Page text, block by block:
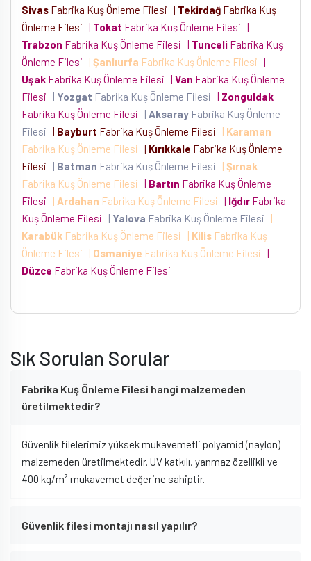
Sivas Fabrika Kuş Önleme Filesi | Tekirdağ Fabrika Kuş
Önleme Filesi | Tokat Fabrika Kuş Önleme Filesi |
Trabzon Fabrika Kuş Önleme Filesi | Tunceli Fabrika Kuş
Önleme Filesi
| Şanlıurfa Fabrika Kuş Önleme Filesi |
Uşak Fabrika Kuş Önleme Filesi | Van Fabrika Kuş Önleme
Filesi
| Yozgat Fabrika Kuş Önleme Filesi | Zonguldak
Fabrika Kuş Önleme Filesi
| Aksaray Fabrika Kuş Önleme
Filesi | Bayburt Fabrika Kuş Önleme Filesi | Karaman
Fabrika Kuş Önleme Filesi | Kırıkkale Fabrika Kuş Önleme
Filesi
| Batman Fabrika Kuş Önleme Filesi | Şırnak
Fabrika Kuş Önleme Filesi | Bartın Fabrika Kuş Önleme
Filesi
| Ardahan Fabrika Kuş Önleme Filesi | Iğdır Fabrika
Kuş Önleme Filesi
| Yalova Fabrika Kuş Önleme Filesi
|
Karabük Fabrika Kuş Önleme Filesi | Kilis Fabrika Kuş
Önleme Filesi
| Osmaniye Fabrika Kuş Önleme Filesi |
Düzce Fabrika Kuş Önleme Filesi
Sık Sorulan Sorular
Fabrika Kuş Önleme Filesi hangi malzemeden
üretilmektedir?
Güvenlik filelerimiz yüksek mukavemetli polyamid (naylon)
malzemeden üretilmektedir. UV katkılı, yanmaz özellikli ve
400 kg/m² mukavemet değerine sahiptir.
Güvenlik filesi montajı nasıl yapılır?